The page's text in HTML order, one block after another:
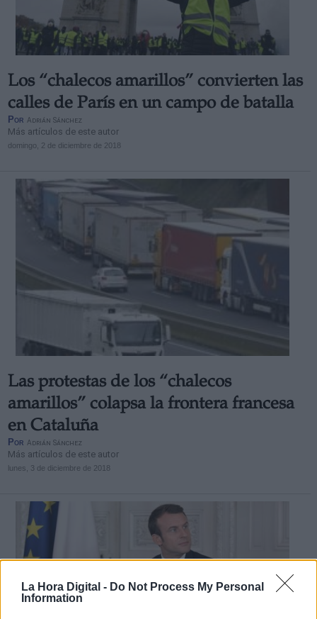
La Hora Digital - Do Not Process My Personal
Information
Los “chalecos amarillos” convierten las
calles de París en un campo de batalla
Por Adrián Sánchez
Más artículos de este autor
domingo, 2 de diciembre de 2018
Las protestas de los “chalecos
amarillos” colapsa la frontera francesa
en Cataluña
Por Adrián Sánchez
Más artículos de este autor
lunes, 3 de diciembre de 2018
Derechos:
Información adicional